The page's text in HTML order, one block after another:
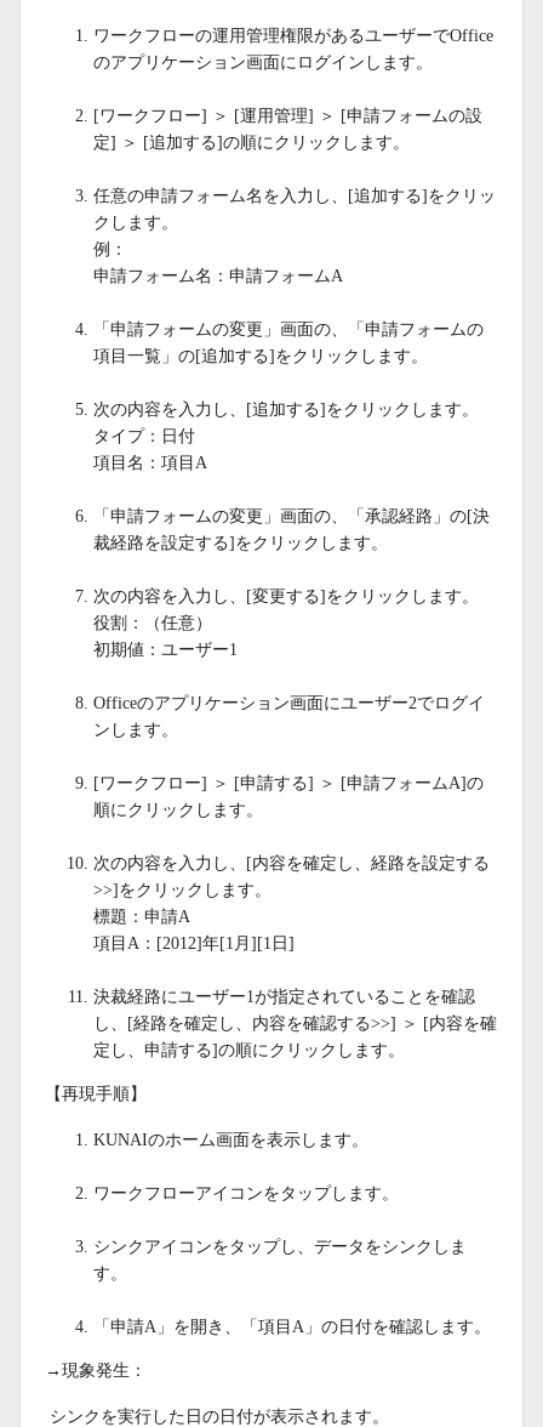
ワークフローの運用管理権限があるユーザーでOffice
のアプリケーション画面にログインします。
[ワークフロー] ＞ [運用管理] ＞ [申請フォームの設
定] ＞ [追加する]の順にクリックします。
任意の申請フォーム名を入力し、[追加する]をクリッ
クします。
例：
申請フォーム名：申請フォームA
「申請フォームの変更」画面の、「申請フォームの
項目一覧」の[追加する]をクリックします。
次の内容を入力し、[追加する]をクリックします。
タイプ：日付
項目名：項目A
「申請フォームの変更」画面の、「承認経路」の[決
裁経路を設定する]をクリックします。
次の内容を入力し、[変更する]をクリックします。
役割：（任意）
初期値：ユーザー1
Officeのアプリケーション画面にユーザー2でログイ
ンします。
[ワークフロー] ＞ [申請する] ＞ [申請フォームA]の
順にクリックします。
次の内容を入力し、[内容を確定し、経路を設定する
>>]をクリックします。
標題：申請A
項目A：[2012]年[1月][1日]
決裁経路にユーザー1が指定されていることを確認
し、[経路を確定し、内容を確認する>>] ＞ [内容を確
定し、申請する]の順にクリックします。
【再現手順】
KUNAIのホーム画面を表示します。
ワークフローアイコンをタップします。
シンクアイコンをタップし、データをシンクしま
す。
「申請A」を開き、「項目A」の日付を確認します。
→現象発生：
シンクを実行した日の日付が表示されます。